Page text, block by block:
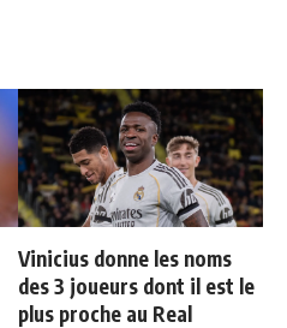
Vinicius donne les noms
des 3 joueurs dont il est le
plus proche au Real